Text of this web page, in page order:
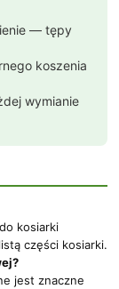
— tępy
koszenia
wymianie
kosiarki
części kosiarki.
jest znaczne